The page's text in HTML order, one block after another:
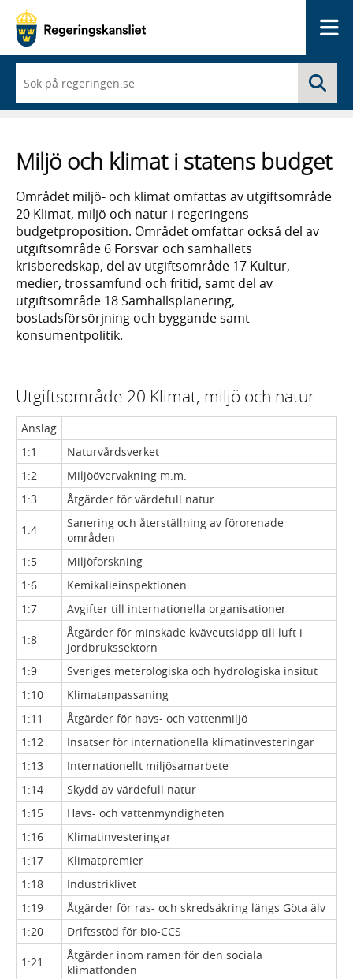
du
börjar
skriva
en
lista
med
sökförslag
Miljö och klimat i statens budget
Området miljö- och klimat omfattas av utgiftsområde
20 Klimat, miljö och natur i regeringens
budgetproposition. Området omfattar också del av
utgiftsområde 6 Försvar och samhällets
krisberedskap, del av utgiftsområde 17 Kultur,
medier, trossamfund och fritid, samt del av
utgiftsområde 18 Samhällsplanering,
bostadsförsörjning och byggande samt
konsumentpolitik.
Utgiftsområde 20 Klimat, miljö och natur
Anslag
1:1
Naturvårdsverket
1:2
Miljöövervakning m.m.
1:3
Åtgärder för värdefull natur
1:4
Sanering och återställning av förorenade
områden
1:5
Miljöforskning
1:6
Kemikalieinspektionen
1:7
Avgifter till internationella organisationer
1:8
Åtgärder för minskade kväveutsläpp till luft i
jordbrukssektorn
1:9
Sveriges meterologiska och hydrologiska insitut
1:10
Klimatanpassaning
1:11
Åtgärder för havs- och vattenmiljö
1:12
Insatser för internationella klimatinvesteringar
1:13
Internationellt miljösamarbete
1:14
Skydd av värdefull natur
1:15
Havs- och vattenmyndigheten
1:16
Klimatinvesteringar
1:17
Klimatpremier
1:18
Industriklivet
1:19
Åtgärder för ras- och skredsäkring längs Göta älv
1:20
Driftsstöd för bio-CCS
1:21
Åtgärder inom ramen för den sociala
klimatfonden